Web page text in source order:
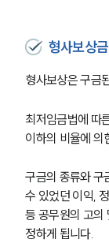
형사보상
형사보상은 구금
최저임금법에 따
이하의 비율에 의
구금의 종류와 구
수 있었던 이익,
등 공무원의 고의
정하게 됩니다.